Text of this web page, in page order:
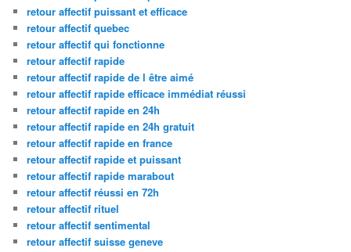
retour affectif puissant et efficace
retour affectif quebec
retour affectif qui fonctionne
retour affectif rapide
retour affectif rapide de l être aimé
retour affectif rapide efficace immédiat réussi
retour affectif rapide en 24h
retour affectif rapide en 24h gratuit
retour affectif rapide en france
retour affectif rapide et puissant
retour affectif rapide marabout
retour affectif réussi en 72h
retour affectif rituel
retour affectif sentimental
retour affectif suisse geneve